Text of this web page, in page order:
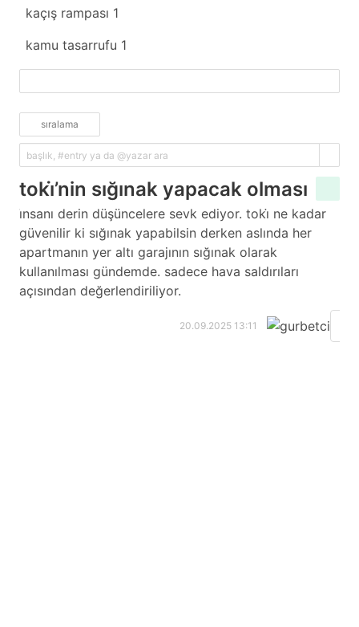
kaçış rampası 1
kamu tasarrufu 1
sıralama
toki̇’nin sığınak yapacak olması
i̇nsanı derin düşüncelere sevk ediyor. toki̇ ne kadar
güvenilir ki sığınak yapabilsin derken aslında her
apartmanın yer altı garajının sığınak olarak
kullanılması gündemde. sadece hava saldırıları
açısından değerlendiriliyor.
20.09.2025 13:11